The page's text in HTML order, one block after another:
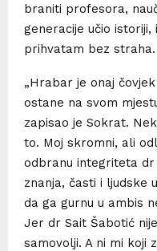
braniti profesora,
generacije učio
prihvatam bez straha.
„Hrabar je onaj
ostane na svom
zapisao je Sokrat.
to. Moj skromni, ali
odbranu integriteta dr
znanja, časti i ljudske
da ga gurnu u ambis
Jer dr Sait Šabotić
samovolji. A ni mi koji